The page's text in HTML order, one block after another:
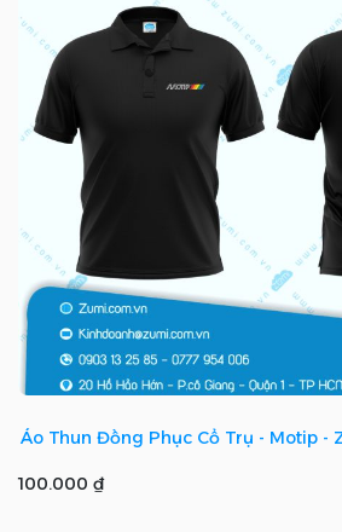
Áo Thun Đồng Phục Cổ Trụ - Motip -
100.000 ₫